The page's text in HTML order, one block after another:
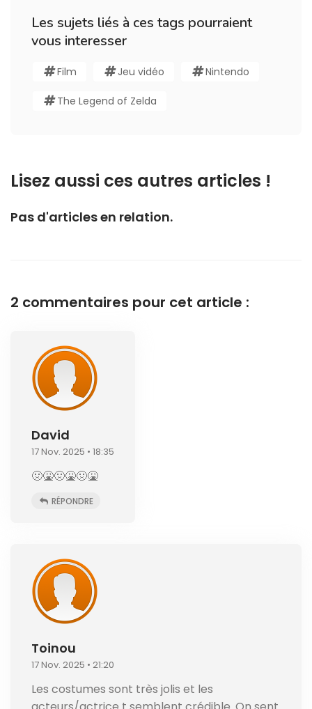
Les sujets liés à ces tags pourraient
vous interesser
Film Jeu vidéo Nintendo
The Legend of Zelda
Lisez aussi ces autres articles !
Pas d'articles en relation.
2 commentaires pour cet article :
David
17 Nov. 2025 • 18:35
🤢🤮🤢🤮🤢🤮
RÉPONDRE
Toinou
17 Nov. 2025 • 21:20
Les costumes sont très jolis et les